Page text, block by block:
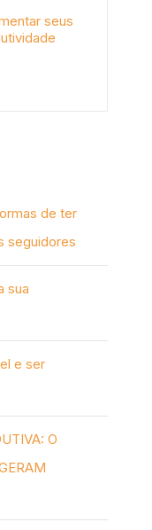
seus
de ter
seguidores
sua
e ser
O